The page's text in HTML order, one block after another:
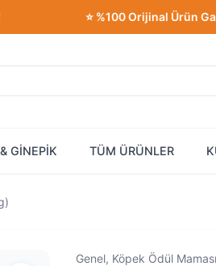
⭐ %100 Orijinal Ürün
GİNEPİK TÜM ÜRÜNLER
Genel, Köpek Ödül